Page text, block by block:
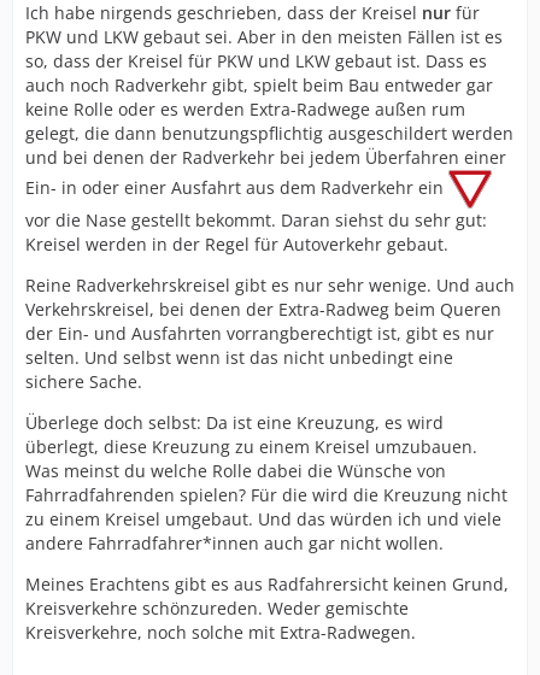
Ich habe nirgends geschrieben, dass der Kreisel nur für
PKW und LKW gebaut sei. Aber in den meisten Fällen ist es
so, dass der Kreisel für PKW und LKW gebaut ist. Dass es
auch noch Radverkehr gibt, spielt beim Bau entweder gar
keine Rolle oder es werden Extra-Radwege außen rum
gelegt, die dann benutzungspflichtig ausgeschildert werden
und bei denen der Radverkehr bei jedem Überfahren einer
Ein- in oder einer Ausfahrt aus dem Radverkehr ein
vor die Nase gestellt bekommt. Daran siehst du sehr gut:
Kreisel werden in der Regel für Autoverkehr gebaut.
Reine Radverkehrskreisel gibt es nur sehr wenige. Und auch
Verkehrskreisel, bei denen der Extra-Radweg beim Queren
der Ein- und Ausfahrten vorrangberechtigt ist, gibt es nur
selten. Und selbst wenn ist das nicht unbedingt eine
sichere Sache.
Überlege doch selbst: Da ist eine Kreuzung, es wird
überlegt, diese Kreuzung zu einem Kreisel umzubauen.
Was meinst du welche Rolle dabei die Wünsche von
Fahrradfahrenden spielen? Für die wird die Kreuzung nicht
zu einem Kreisel umgebaut. Und das würden ich und viele
andere Fahrradfahrer*innen auch gar nicht wollen.
Meines Erachtens gibt es aus Radfahrersicht keinen Grund,
Kreisverkehre schönzureden. Weder gemischte
Kreisverkehre, noch solche mit Extra-Radwegen.